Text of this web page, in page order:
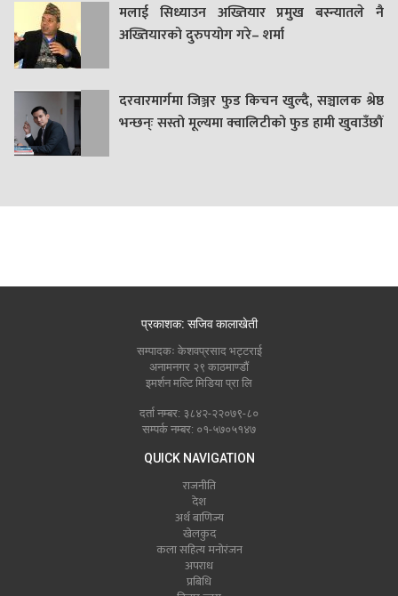
मलाई सिध्याउन अख्तियार प्रमुख बस्न्यातले नै
अख्तियारको दुरुपयोग गरे– शर्मा
दरवारमार्गमा जिञ्जर फुड किचन खुल्दै, सञ्चालक श्रेष्ठ
भन्छन्ः सस्तो मूल्यमा क्वालिटीको फुड हामी खुवाउँछौं
प्रकाशक: सजिव कालाखेती
सम्पादकः केशवप्रसाद भट्टराई
अनामनगर २९ काठमाण्डौं
इमर्शन मल्टि मिडिया प्रा लि
दर्ता नम्बर: ३८४२-२२०७९-८०
सम्पर्क नम्बर: ०१-५७०५१४७
QUICK NAVIGATION
राजनीति
देश
अर्थ बाणिज्य
खेलकुद
कला सहित्य मनोरंजन
अपराध
प्रबिधि